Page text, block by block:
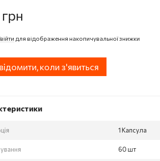
для відображення накопичувальної знижки
коли з'явиться
1 Капсула
60 шт